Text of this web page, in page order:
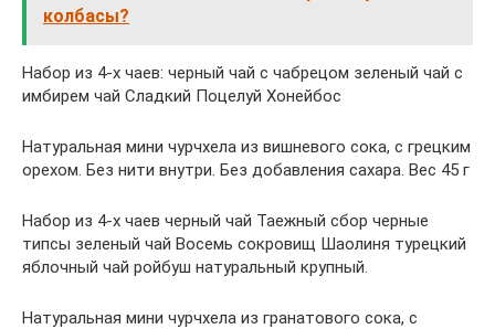
колбасы?
Набор из 4-х чаев: черный чай с чабрецом зеленый чай с
имбирем чай Сладкий Поцелуй Хонейбос
Натуральная мини чурчхела из вишневого сока, с грецким
орехом. Без нити внутри. Без добавления сахара. Вес 45 г
Набор из 4-х чаев черный чай Таежный сбор черные
типсы зеленый чай Восемь сокровищ Шаолиня турецкий
яблочный чай ройбуш натуральный крупный.
Натуральная мини чурчхела из гранатового сока, с